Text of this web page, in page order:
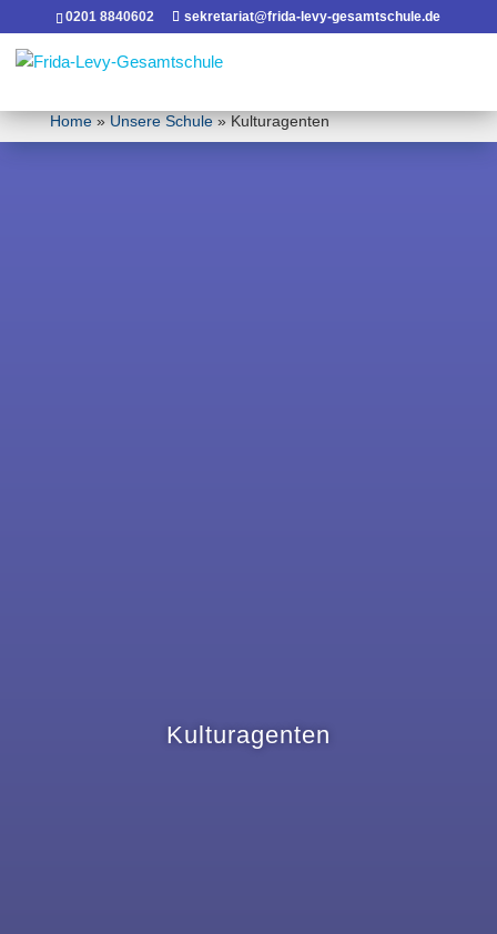
0201 8840602 sekretariat@frida-levy-gesamtschule.de
Home»Unsere Schule»Kulturagenten
Kulturagenten